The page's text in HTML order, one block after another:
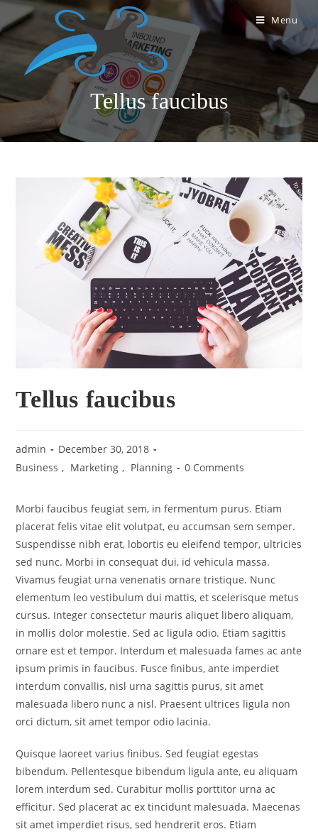
Menu
Tellus faucibus
Tellus faucibus
admin
December 30, 2018
Business , Marketing , Planning 0 Comments
Morbi faucibus feugiat sem, in fermentum purus. Etiam
placerat felis vitae elit volutpat, eu accumsan sem semper.
Suspendisse nibh erat, lobortis eu eleifend tempor, ultricies
sed nunc. Morbi in consequat dui, id vehicula massa.
Vivamus feugiat urna venenatis ornare tristique. Nunc
elementum leo vestibulum dui mattis, et scelerisque metus
cursus. Integer consectetur mauris aliquet libero aliquam,
in mollis dolor molestie. Sed ac ligula odio. Etiam sagittis
ornare est et tempor. Interdum et malesuada fames ac ante
ipsum primis in faucibus. Fusce finibus, ante imperdiet
interdum convallis, nisl urna sagittis purus, sit amet
malesuada libero nunc a nisl. Praesent ultrices ligula non
orci dictum, sit amet tempor odio lacinia.
Quisque laoreet varius finibus. Sed feugiat egestas
bibendum. Pellentesque bibendum ligula ante, eu aliquam
lorem interdum sed. Curabitur mollis porttitor urna ac
efficitur. Sed placerat ac ex tincidunt malesuada. Maecenas
sit amet imperdiet risus, sed hendrerit eros. Etiam